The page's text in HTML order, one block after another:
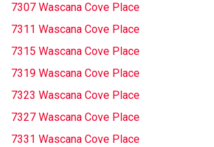
7307 Wascana Cove Place
7311 Wascana Cove Place
7315 Wascana Cove Place
7319 Wascana Cove Place
7323 Wascana Cove Place
7327 Wascana Cove Place
7331 Wascana Cove Place